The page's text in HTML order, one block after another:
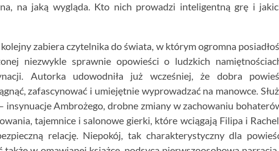
na jaką wygląda. Kto nich prowadzi inteligentną grę i
zabiera czytelnika do świata, w którym ogromna
niezwykle sprawnie opowieści o ludzkich
Autorka udowodniła już wcześniej, że dobra
zafascynować i umiejętnie wyprowadzać na manowce.
insynuacje Ambrożego, drobne zmiany w zachowaniu
tajemnice i salonowe gierki, które wciągają Filipa i
relację. Niepokój, tak charakterystyczny dla